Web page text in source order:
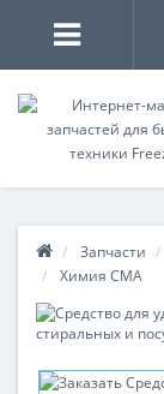
Запчасти
Химия СМА